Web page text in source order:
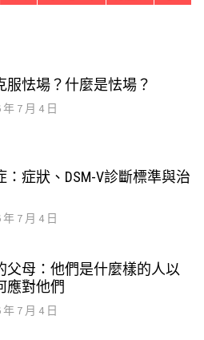
服怯場？什麼是怯場？
年 7 月 4 日
：症狀、DSM-V診斷標準與治
年 7 月 4 日
父母：他們是什麼樣的人以
應對他們
年 7 月 4 日